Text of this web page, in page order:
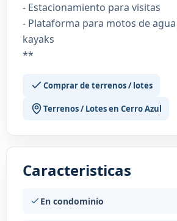
- Estacionamiento para visitas
- Plataforma para motos de
kayaks
**
Comprar de terrenos / lotes
Terrenos / Lotes en Cerro Azul
Caracteristicas
En condominio